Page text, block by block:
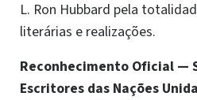
L. Ron Hubbard pela
literárias e realizações.
Reconhecimento Oficial —
Escritores das Nações